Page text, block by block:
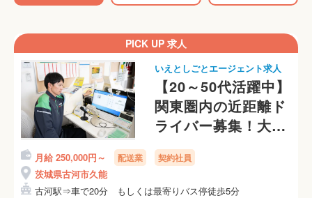
PICK UP 求人
いえとしごとエージェント求人
【20～50代活躍中】
関東圏内の近距離ド
ライバー募集！大手
グループならではの
教育体制でステップ
アップ！
月給 250,000円～ 配送業 契約社員
茨城県古河市久能
古河駅⇒車で20分 もしくは最寄りバス停徒歩5分